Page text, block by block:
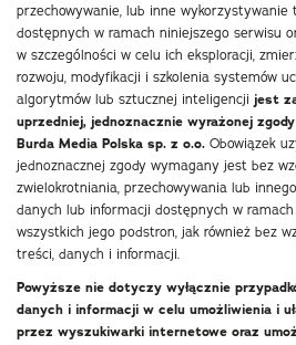
przechowywanie, lub inne wykorzystywanie
dostępnych w ramach niniejszego serwisu
w szczególności w celu ich eksploracji,
rozwoju, modyfikacji i szkolenia systemów
algorytmów lub sztucznej inteligencji jest
uprzedniej, jednoznacznie wyrażonej
Burda Media Polska sp. z o.o. Obowiązek
jednoznacznej zgody wymagany jest bez
zwielokrotniania, przechowywania lub
danych lub informacji dostępnych w
wszystkich jego podstron, jak również bez
treści, danych i informacji.
Powyższe nie dotyczy wyłącznie
danych i informacji w celu umożliwienia i
przez wyszukiwarki internetowe oraz